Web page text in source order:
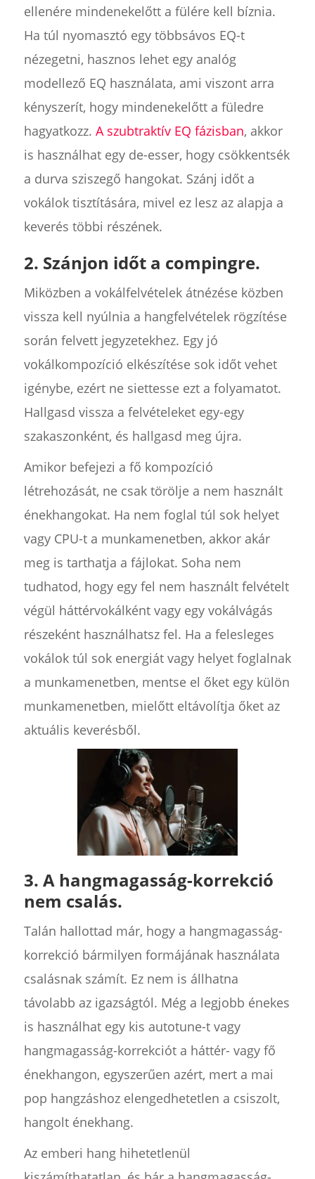
ellenére mindenekelőtt a fülére kell bíznia.
Ha túl nyomasztó egy többsávos EQ-t
nézegetni, hasznos lehet egy analóg
modellező EQ használata, ami viszont arra
kényszerít, hogy mindenekelőtt a füledre
hagyatkozz. A szubtraktív EQ fázisban, akkor
is használhat egy de-esser, hogy csökkentsék
a durva sziszegő hangokat. Szánj időt a
vokálok tisztítására, mivel ez lesz az alapja a
keverés többi részének.
2. Szánjon időt a compingre.
Miközben a vokálfelvételek átnézése közben
vissza kell nyúlnia a hangfelvételek rögzítése
során felvett jegyzetekhez. Egy jó
vokálkompozíció elkészítése sok időt vehet
igénybe, ezért ne siettesse ezt a folyamatot.
Hallgasd vissza a felvételeket egy-egy
szakaszonként, és hallgasd meg újra.
Amikor befejezi a fő kompozíció
létrehozását, ne csak törölje a nem használt
énekhangokat. Ha nem foglal túl sok helyet
vagy CPU-t a munkamenetben, akkor akár
meg is tarthatja a fájlokat. Soha nem
tudhatod, hogy egy fel nem használt felvételt
végül háttérvokálként vagy egy vokálvágás
részeként használhatsz fel. Ha a felesleges
vokálok túl sok energiát vagy helyet foglalnak
a munkamenetben, mentse el őket egy külön
munkamenetben, mielőtt eltávolítja őket az
aktuális keverésből.
3. A hangmagasság-korrekció
nem csalás.
Talán hallottad már, hogy a hangmagasság-
korrekció bármilyen formájának használata
csalásnak számít. Ez nem is állhatna
távolabb az igazságtól. Még a legjobb énekes
is használhat egy kis autotune-t vagy
hangmagasság-korrekciót a háttér- vagy fő
énekhangon, egyszerűen azért, mert a mai
pop hangzáshoz elengedhetetlen a csiszolt,
hangolt énekhang.
Az emberi hang hihetetlenül